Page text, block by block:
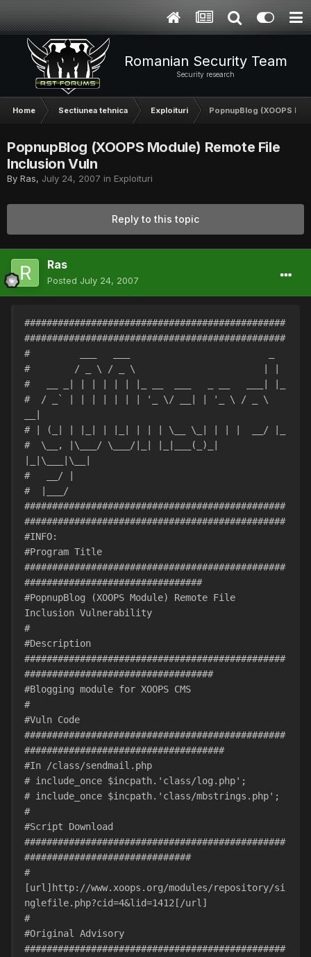
Romanian Security Team
Security research
Home Sectiunea tehnica Exploituri PopnupBlog (XOOPS
PopnupBlog (XOOPS Module) Remote File
Inclusion Vuln
By Ras, July 24, 2007 in Exploituri
Reply to this topic
Ras
Posted July 24, 2007
###############################################
###############################################
#         ___   ___                         _
#        / _ \ / _ \                       | |
#   __ _| | | | | | |_ __  ___   _ __   ___| |_
#  / _` | | | | | | | '_ \/ __| | '_ \ / _ \
# | (_| | |_| | |_| | | | \__ \_| | | |  __/ |_
#  \__, |\___/ \___/|_| |_|___(_)_|
|_|\___|\__|
#   __/ |
#  |___/
###############################################
###############################################
#INFO:
#Program Title
###############################################
################################
#PopnupBlog (XOOPS Module) Remote File
Inclusion Vulnerability
#
#Description
###############################################
##################################
#Blogging module for XOOPS CMS
#
#Vuln Code
###############################################
####################################
#In /class/sendmail.php
# include_once $incpath.'class/log.php';
# include_once $incpath.'class/mbstrings.php';
#
#Script Download
###############################################
##############################
#
[url]http://www.xoops.org/modules/repository/si
nglefile.php?cid=4&lid=1412[/url]
#
#Original Advisory
###############################################